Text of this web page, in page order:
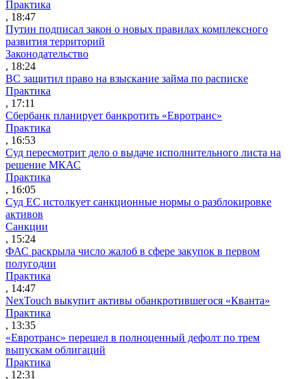
Практика
, 18:47
Путин подписал закон о новых правилах комплексного
развития территорий
Законодательство
, 18:24
ВС защитил право на взыскание займа по расписке
Практика
, 17:11
Сбербанк планирует банкротить «Евротранс»
Практика
, 16:53
Суд пересмотрит дело о выдаче исполнительного листа на
решение МКАС
Практика
, 16:05
Суд ЕС истолкует санкционные нормы о разблокировке
активов
Санкции
, 15:24
ФАС раскрыла число жалоб в сфере закупок в первом
полугодии
Практика
, 14:47
NexTouch выкупит активы обанкротившегося «Кванта»
Практика
, 13:35
«Евротранс» перешел в полноценный дефолт по трем
выпускам облигаций
Практика
, 12:31